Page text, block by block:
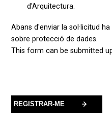
d'Arquitectura.
Abans d'enviar la sol·licitud
sobre protecció de dades.
This form can be submitted